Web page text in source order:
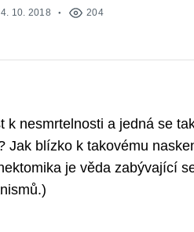
10. 2018 204
k nesmrtelnosti a jedná se
Jak blízko k takovému
je věda zabývající